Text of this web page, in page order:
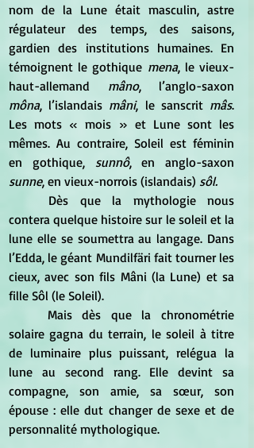
nom de la Lune était masculin, astre
régulateur des temps, des saisons,
gardien des institutions humaines. En
témoignent le gothique mena, le vieux-
haut-allemand mâno
môna, l’islandais mâni, le sanscrit mâs.
Les mots « mois » et Lune sont les
mêmes. Au contraire, Soleil est féminin
en gothique, sunnô
sunne, en vieux-norrois (islandais) sôl.
contera quelque histoire sur le soleil et la
lune elle se soumettra au langage. Dans
l’Edda, le géant Mundilfäri fait tourner les
cieux, avec son fils Mâni (la Lune) et sa
fille Sôl (le Soleil).
solaire gagna du terrain, le soleil à titre
de luminaire plus puissant, relégua la
lune au second rang. Elle devint sa
compagne, son amie, sa sœur, son
épouse : elle dut changer de sexe et de
personnalité mythologique.